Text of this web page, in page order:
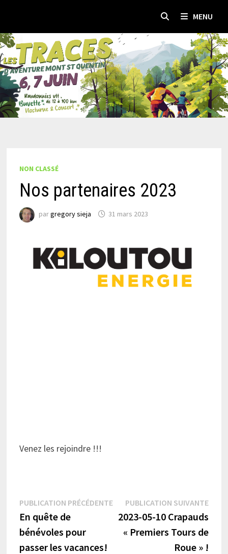
contenu
MENU
NON CLASSÉ
Nos partenaires 2023
pargregory sieja 31 mars 2023
Venez les rejoindre !!!
Navigation
de
l’article
PUBLICATION PRÉCÉDENTEPublication
précédente :
En quête de
bénévoles pour
passer les vacances!
PUBLICATION SUIVANTE
2023-05-10 Crapauds
« Premiers Tours de
Roue » !